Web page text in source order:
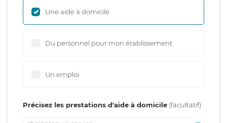
Une aide à domicile
Du personnel pour mon établissement
Un emploi
Précisez les prestations d'aide à domicile